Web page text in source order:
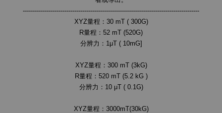
-----------------------------------------------------------------------------------------
XYZ量程：30 mT ( 300G)
R量程：52 mT (520G)
分辨力：1μT ( 10mG]
XYZ量程：300 mT (3kG)
R量程：520 mT (5.2 kG )
分辨力：10 μT ( 0.1G)
XYZ量程：3000mT(30kG)